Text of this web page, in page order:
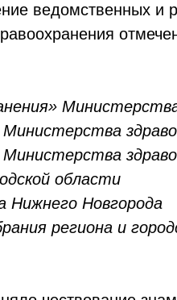
ведомственных и
области
Нижнего Новгорода
региона и